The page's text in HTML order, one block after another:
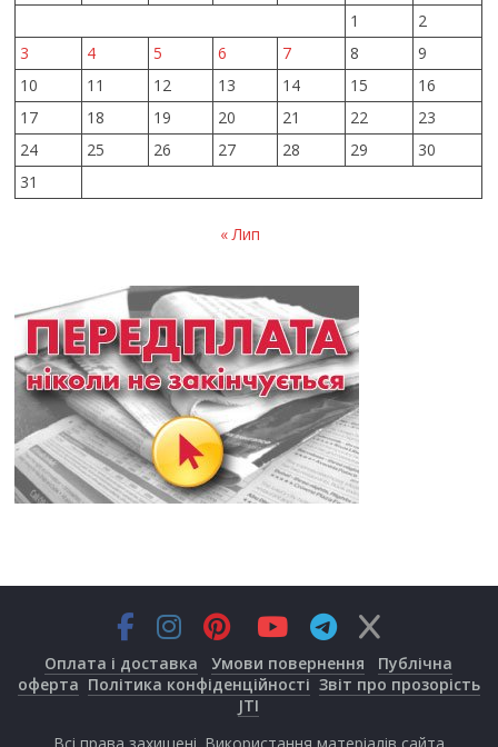
1
2
3
4 5 6 7 8
9
10
11 12 13 14 15
16
17
18 19 20 21 22
23
24
25 26 27 28 29
30
31
« Лип
Оплата і доставка Умови повернення
Публічна
оферта Політика конфіденційності Звіт про прозорість
JTI